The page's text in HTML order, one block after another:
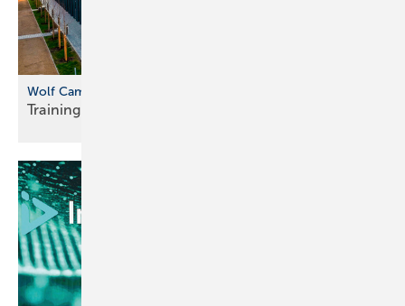
Wolf Campus in Mainburg
Training mit echten